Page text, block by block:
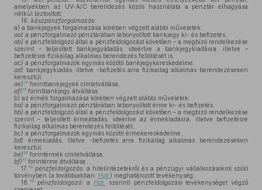
amelyekben az UV-A/C berendezés közös használata a pénztár elhagyása
nélkül biztosított;
16. készpénzforgalmazás:
a) a bankjegyek forgalmazása körében végzett alábbi műveletek:
aa) a pénzforgalmazó pénztárában lebonyolított bankjegy ki- és befizetés,
ab) a pénzfeldolgozó által a pénzfeldolgozást követően – a megbízó rendelkezése
szerint – teljesített bankjegyátadás, ideértve a bankjegykiadásra, illetve –
befizetésre fizikailag alkalmas berendezés feltöltését is,
ac) a pénzforgalmazók egymás közötti bankjegykereskedelme,
ad) bankjegykiadás, illetve -befizetés arra fizikailag alkalmas berendezéseken
keresztül,
ae) 14 forintbankjegyek címletváltása,
af) 15 forintbankjegy átváltása;
b) az érmék forgalmazása körében végzett alábbi műveletek:
ba) a pénzforgalmazó pénztárában lebonyolított érme ki- és befizetés,
bb) a pénzfeldolgozó által a pénzfeldolgozást követően – a megbízó rendelkezése
szerint – teljesített érmeátadás, ideértve az érmekiadásra, illetve befizetésre
fizikailag alkalmas berendezés feltöltését,
bc) a pénzforgalmazók egymás közötti érmekereskedelme,
bd) érmekiadás, illetve -befizetés arra fizikailag alkalmas berendezéseken
keresztül,
be) 16 forintérmék címletváltása,
bf) 17forintérme átváltása;
17. 18 pénzfeldolgozás: a hitelintézetekről és a pénzügyi vállalkozásokról szóló
törvényben (a továbbiakban: Hpt. ) meghatározott tevékenység;
18. 19 pénzfeldolgozó: a Hpt.
szerinti pénzfeldolgozási tevékenységet végző